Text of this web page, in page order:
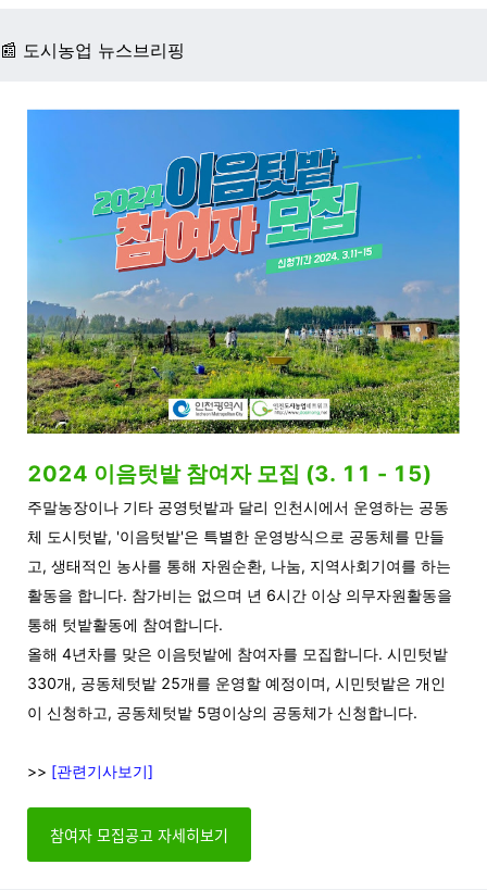
📰 도시농업 뉴스브리핑
2024 이음텃밭 참여자 모집 (3. 11 - 15)
주말농장이나 기타 공영텃밭과 달리 인천시에서 운영하는 공동
체 도시텃밭, '이음텃밭'은 특별한 운영방식으로 공동체를 만들
고, 생태적인 농사를 통해 자원순환, 나눔, 지역사회기여를 하는
활동을 합니다. 참가비는 없으며 년 6시간 이상 의무자원활동을
통해 텃밭활동에 참여합니다.
올해 4년차를 맞은 이음텃밭에 참여자를 모집합니다. 시민텃밭
330개, 공동체텃밭 25개를 운영할 예정이며, 시민텃밭은 개인
이 신청하고, 공동체텃밭 5명이상의 공동체가 신청합니다.
>> [관련기사보기]
참여자 모집공고 자세히보기